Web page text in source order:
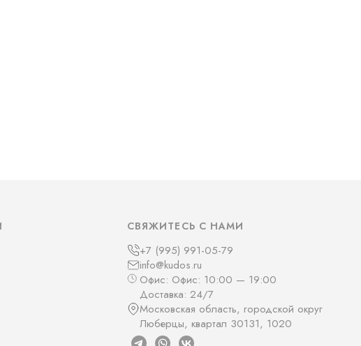
СВЯЖИТЕСЬ С НАМИ
+7 (995) 991-05-79
info@kudos.ru
Офис: Офис: 10:00 — 19:00
Доставка: 24/7
Московская область, городской округ
Люберцы, квартал 30131, 1020